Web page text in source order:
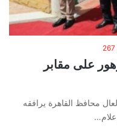
267
على مقابر
محافظ القاهرة يرافقه